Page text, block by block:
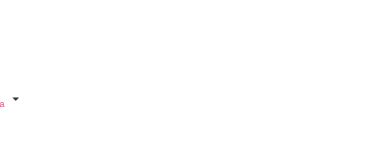
